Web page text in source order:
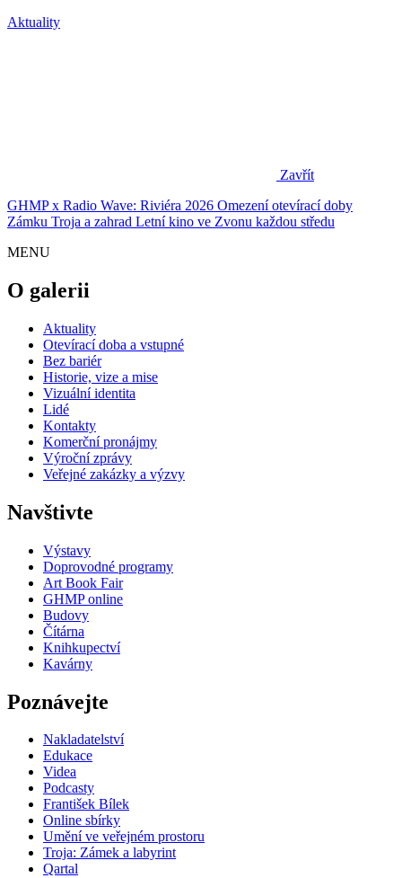
Aktuality
Zavřít
GHMP x Radio Wave: Riviéra 2026 Omezení otevírací doby
Zámku Troja a zahrad Letní kino ve Zvonu každou středu
MENU
O galerii
Aktuality
Otevírací doba a vstupné
Bez bariér
Historie, vize a mise
Vizuální identita
Lidé
Kontakty
Komerční pronájmy
Výroční zprávy
Veřejné zakázky a výzvy
Navštivte
Výstavy
Doprovodné programy
Art Book Fair
GHMP online
Budovy
Čítárna
Knihkupectví
Kavárny
Poznávejte
Nakladatelství
Edukace
Videa
Podcasty
František Bílek
Online sbírky
Umění ve veřejném prostoru
Troja: Zámek a labyrint
Qartal